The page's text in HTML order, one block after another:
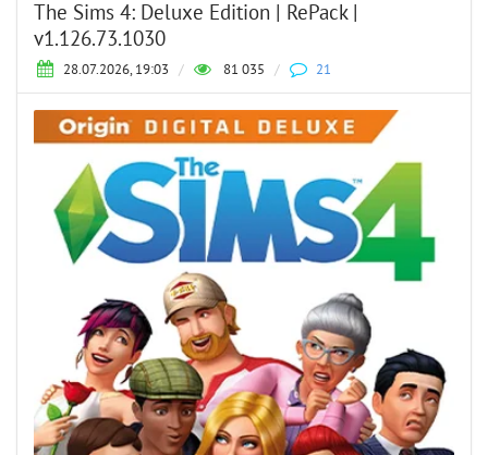
The Sims 4: Deluxe Edition | RePack |
v1.126.73.1030
28.07.2026, 19:03 / 81 035 / 21